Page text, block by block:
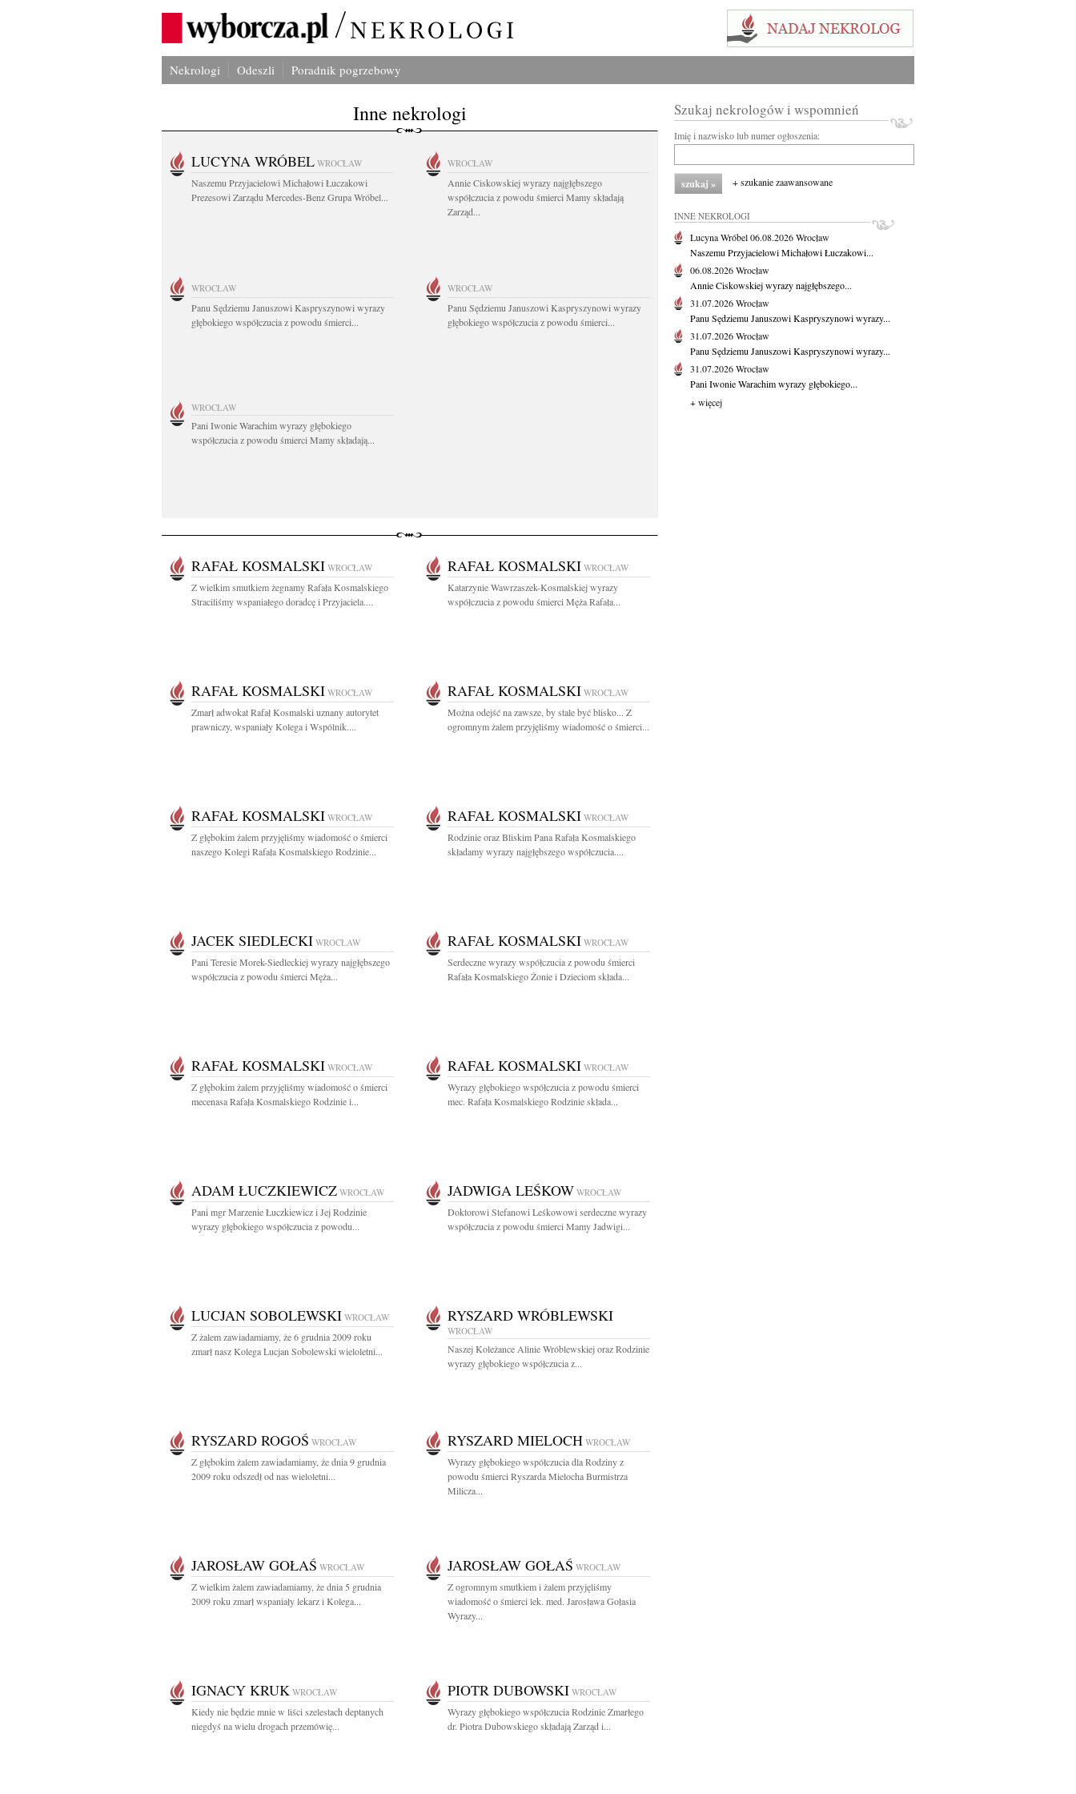
Nekrologi Odeszli Poradnik pogrzebowy
Inne nekrologi
LUCYNA WRÓBEL WROCŁAW
Naszemu Przyjacielowi Michałowi Łuczakowi
Prezesowi Zarządu Mercedes-Benz Grupa Wróbel...
WROCŁAW
Annie Ciskowskiej wyrazy najgłębszego
współczucia z powodu śmierci Mamy składają
Zarząd...
WROCŁAW
Panu Sędziemu Januszowi Kaspryszynowi wyrazy
głębokiego współczucia z powodu śmierci...
WROCŁAW
Panu Sędziemu Januszowi Kaspryszynowi wyrazy
głębokiego współczucia z powodu śmierci...
WROCŁAW
Pani Iwonie Warachim wyrazy głębokiego
współczucia z powodu śmierci Mamy składają...
RAFAŁ KOSMALSKI WROCŁAW
Z wielkim smutkiem żegnamy Rafała Kosmalskiego
Straciliśmy wspaniałego doradcę i Przyjaciela....
RAFAŁ KOSMALSKI WROCŁAW
Katarzynie Wawrzaszek-Kosmalskiej wyrazy
współczucia z powodu śmierci Męża Rafała...
RAFAŁ KOSMALSKI WROCŁAW
Zmarł adwokat Rafał Kosmalski uznany autorytet
prawniczy, wspaniały Kolega i Wspólnik....
RAFAŁ KOSMALSKI WROCŁAW
Można odejść na zawsze, by stale być blisko... Z
ogromnym żalem przyjęliśmy wiadomość o śmierci...
RAFAŁ KOSMALSKI WROCŁAW
Z głębokim żalem przyjęliśmy wiadomość o śmierci
naszego Kolegi Rafała Kosmalskiego Rodzinie...
RAFAŁ KOSMALSKI WROCŁAW
Rodzinie oraz Bliskim Pana Rafała Kosmalskiego
składamy wyrazy najgłębszego współczucia....
JACEK SIEDLECKI WROCŁAW
Pani Teresie Morek-Siedleckiej wyrazy najgłębszego
współczucia z powodu śmierci Męża...
RAFAŁ KOSMALSKI WROCŁAW
Serdeczne wyrazy współczucia z powodu śmierci
Rafała Kosmalskiego Żonie i Dzieciom składa...
RAFAŁ KOSMALSKI WROCŁAW
Z głębokim żalem przyjęliśmy wiadomość o śmierci
mecenasa Rafała Kosmalskiego Rodzinie i...
RAFAŁ KOSMALSKI WROCŁAW
Wyrazy głębokiego współczucia z powodu śmierci
mec. Rafała Kosmalskiego Rodzinie składa...
ADAM ŁUCZKIEWICZ WROCŁAW
Pani mgr Marzenie Łuczkiewicz i Jej Rodzinie
wyrazy głębokiego współczucia z powodu...
JADWIGA LEŚKOW WROCŁAW
Doktorowi Stefanowi Leśkowowi serdeczne wyrazy
współczucia z powodu śmierci Mamy Jadwigi...
LUCJAN SOBOLEWSKI WROCŁAW
Z żalem zawiadamiamy, że 6 grudnia 2009 roku
zmarł nasz Kolega Lucjan Sobolewski wieloletni...
RYSZARD WRÓBLEWSKI
WROCŁAW
Naszej Koleżance Alinie Wróblewskiej oraz Rodzinie
wyrazy głębokiego współczucia z...
RYSZARD ROGOŚ WROCŁAW
Z głębokim żalem zawiadamiamy, że dnia 9 grudnia
2009 roku odszedł od nas wieloletni...
RYSZARD MIELOCH WROCŁAW
Wyrazy głębokiego współczucia dla Rodziny z
powodu śmierci Ryszarda Mielocha Burmistrza
Milicza...
JAROSŁAW GOŁAŚ WROCŁAW
Z wielkim żalem zawiadamiamy, że dnia 5 grudnia
2009 roku zmarł wspaniały lekarz i Kolega...
JAROSŁAW GOŁAŚ WROCŁAW
Z ogromnym smutkiem i żalem przyjęliśmy
wiadomość o śmierci lek. med. Jarosława Gołasia
Wyrazy...
IGNACY KRUK WROCŁAW
Kiedy nie będzie mnie w liści szelestach deptanych
niegdyś na wielu drogach przemówię...
PIOTR DUBOWSKI WROCŁAW
Wyrazy głębokiego współczucia Rodzinie Zmarłego
dr. Piotra Dubowskiego składają Zarząd i...
Szukaj nekrologów i wspomnień
Imię i nazwisko lub numer ogłoszenia:
+ szukanie zaawansowane
INNE NEKROLOGI
Lucyna Wróbel06.08.2026Wrocław
Naszemu Przyjacielowi Michałowi Łuczakowi...
06.08.2026Wrocław
Annie Ciskowskiej wyrazy najgłębszego...
31.07.2026Wrocław
Panu Sędziemu Januszowi Kaspryszynowi wyrazy...
31.07.2026Wrocław
Panu Sędziemu Januszowi Kaspryszynowi wyrazy...
31.07.2026Wrocław
Pani Iwonie Warachim wyrazy głębokiego...
+ więcej